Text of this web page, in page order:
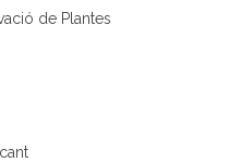
de Plantes